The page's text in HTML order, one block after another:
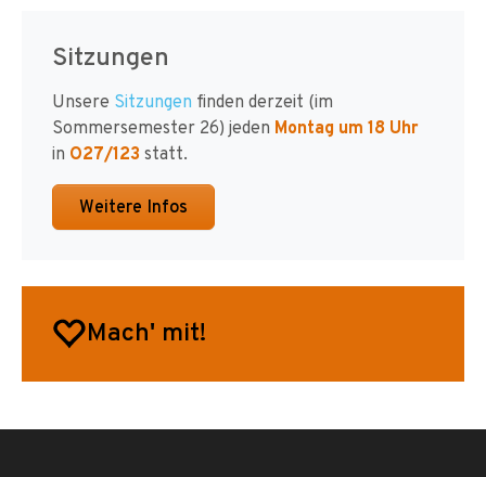
Sitzungen
Unsere Sitzungen finden derzeit (im
Sommersemester 26) jeden Montag um 18 Uhr
in O27/123 statt.
Weitere Infos
Mach' mit!